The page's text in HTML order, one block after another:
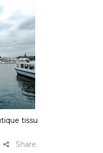
tissu
Share